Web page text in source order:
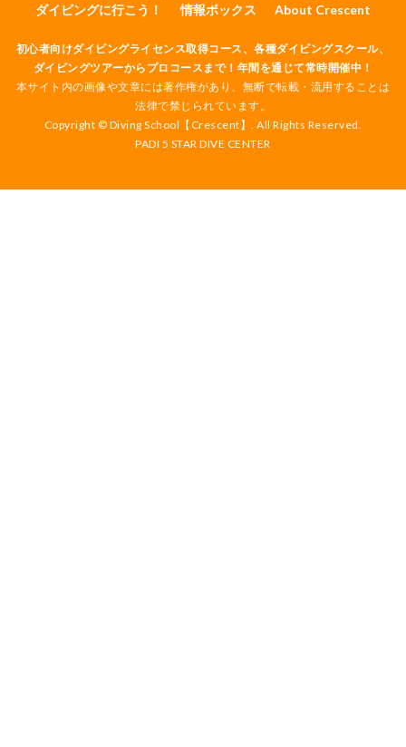
ダイビングに行こう！
情報ボックス About Crescent
初心者向けダイビングライセンス取得コース、各種ダイビングスクール、
ダイビングツアーからプロコースまで！年間を通じて常時開催中！
本サイト内の画像や文章には著作権があり、無断で転載・流用することは
法律で禁じられています。
Copyright © Diving School【Crescent】. All Rights Reserved.
PADI 5 STAR DIVE CENTER